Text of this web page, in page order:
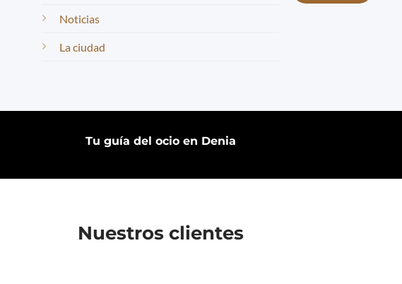
Noticias
La ciudad
Tu guía del ocio en Denia
Nuestros clientes